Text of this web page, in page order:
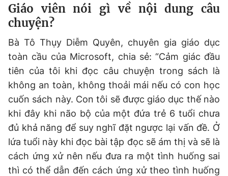
Giáo viên nói gì về nội dung câu
chuyện?
Bà Tô Thụy Diễm Quyên, chuyên gia giáo dục
toàn cầu của Microsoft, chia sẻ: “Cảm giác đầu
tiên của tôi khi đọc câu chuyện trong sách là
không an toàn, không thoải mái nếu có con học
cuốn sách này. Con tôi sẽ được giáo dục thế nào
khi đây khi não bộ của một đứa trẻ 6 tuổi chưa
đủ khả năng để suy nghĩ đặt ngược lại vấn đề. Ở
lứa tuổi này khi đọc bài tập đọc sẽ ám thị và sẽ là
cách ứng xử nên nếu đưa ra một tình huống sai
thì có thể dẫn đến cách ứng xử theo tình huống